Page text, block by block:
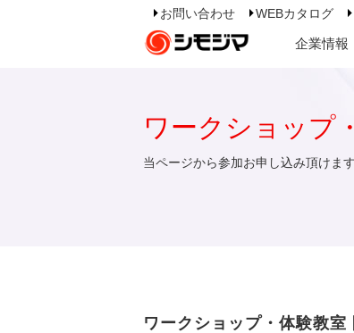
お問い合わせ WEBカタログ
企業情報
ワークショップ
当ページから参加お申し込み頂けます
ワークショップ・体験教室